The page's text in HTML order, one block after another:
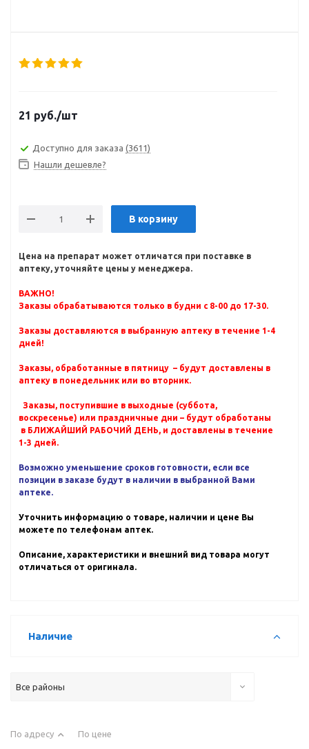
21 руб./шт
Доступно для заказа (3611)
Нашли дешевле?
В корзину
Цена на препарат может отличатся при поставке в
аптеку, уточняйте цены у менеджера.
ВАЖНО!
Заказы обрабатываются только в будни с 8-00 до 17-30.
Заказы доставляются в выбранную аптеку в течение 1-4
дней!
Заказы, обработанные в пятницу – будут доставлены в
аптеку в понедельник или во вторник.
Заказы, поступившие в выходные (суббота,
воскресенье) или праздничные дни – будут обработаны
в БЛИЖАЙШИЙ РАБОЧИЙ ДЕНЬ, и доставлены в течение
1-3 дней.
Возможно уменьшение сроков готовности, если все
позиции в заказе будут в наличии в выбранной Вами
аптеке.
Уточнить информацию о товаре, наличии и цене Вы
можете по телефонам аптек.
Описание, характеристики и внешний вид товара могут
отличаться от оригинала.
Наличие
Все районы
По адресу По цене